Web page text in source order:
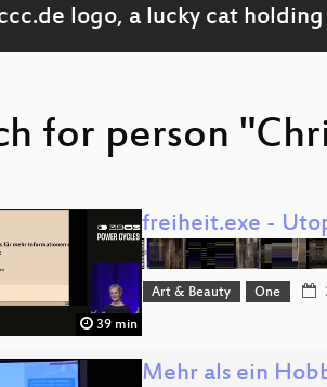
for person
39 min
freiheit.exe -
Art & Beauty One
Mehr als ein